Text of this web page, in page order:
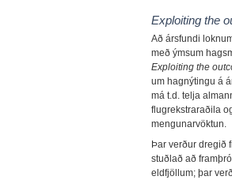
Exploiting the
Að ársfundi
með ýmsum
Exploiting the
um hagnýtingu á
má t.d. telja
flugrekstraraðila
mengunarvöktun.
Þar verður dregið
stuðlað að
eldfjöllum; þar